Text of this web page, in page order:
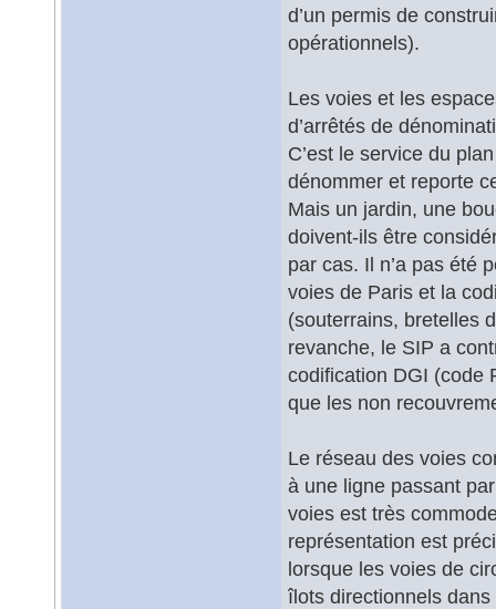
d’un permis de
opérationnels).
Les voies et les
d’arrêtés de
C’est le service du
dénommer et reporte
Mais un jardin, une
doivent-ils être
par cas. Il n’a pas été
voies de Paris et la
(souterrains, bretelles
revanche, le SIP a
codification DGI (code
que les non
Le réseau des voies
à une ligne passant
voies est très
représentation est
lorsque les voies de
îlots directionnels